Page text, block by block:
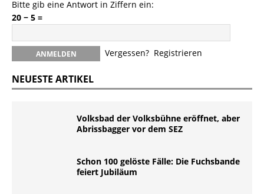
Bitte gib eine Antwort in Ziffern ein:
20 − 5 =
Vergessen? Registrieren
NEUESTE ARTIKEL
Volksbad der Volksbühne eröffnet, aber
Abrissbagger vor dem SEZ
Schon 100 gelöste Fälle: Die Fuchsbande
feiert Jubiläum